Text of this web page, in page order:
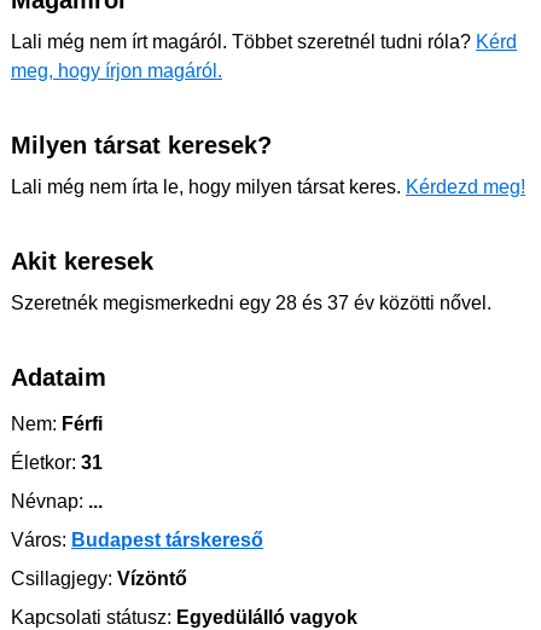
Lali még nem írt magáról. Többet szeretnél tudni róla? Kérd
meg, hogy írjon magáról.
Milyen társat keresek?
Lali még nem írta le, hogy milyen társat keres. Kérdezd meg!
Akit keresek
Szeretnék megismerkedni egy 28 és 37 év közötti nővel.
Adataim
Nem: Férfi
Életkor: 31
Névnap: ...
Város: Budapest társkereső
Csillagjegy: Vízöntő
Kapcsolati státusz: Egyedülálló vagyok